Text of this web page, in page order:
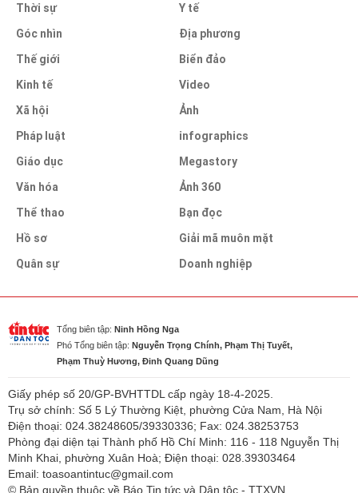
Thời sự
Góc nhìn
Thế giới
Kinh tế
Xã hội
Pháp luật
Giáo dục
Văn hóa
Thể thao
Hồ sơ
Quân sự
Y tế
Địa phương
Biển đảo
Video
Ảnh
infographics
Megastory
Ảnh 360
Bạn đọc
Giải mã muôn mặt
Doanh nghiệp
Tổng biên tập: Ninh Hồng Nga
Phó Tổng biên tập: Nguyễn Trọng Chính, Phạm Thị Tuyết,
Phạm Thuỳ Hương, Đinh Quang Dũng
Giấy phép số 20/GP-BVHTTDL cấp ngày 18-4-2025.
Trụ sở chính: Số 5 Lý Thường Kiệt, phường Cửa Nam, Hà Nội
Điện thoại: 024.38248605/39330336; Fax: 024.38253753
Phòng đại diện tại Thành phố Hồ Chí Minh: 116 - 118 Nguyễn Thị
Minh Khai, phường Xuân Hoà; Điện thoại: 028.39303464
Email: toasoantintuc@gmail.com
© Bản quyền thuộc về Báo Tin tức và Dân tộc - TTXVN